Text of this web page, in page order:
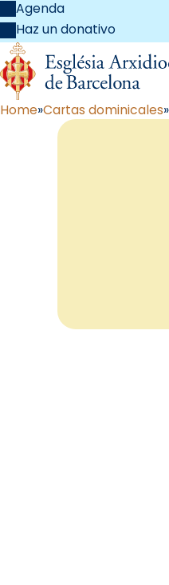
Agenda
Haz un donativo
Home Cartas dominicales